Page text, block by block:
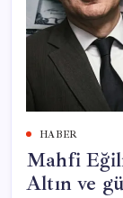
HABER
Mahfi
Altın ve